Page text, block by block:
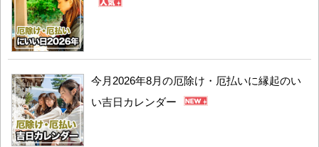
今月2026年8月の厄除け・厄払いに縁起のい
い吉日カレンダー